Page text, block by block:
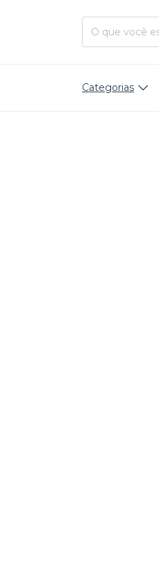
Categorias